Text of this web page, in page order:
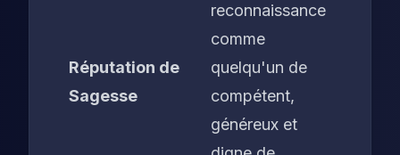
Réputation de
Sagesse
reconnaissance
comme
quelqu'un de
compétent,
généreux et